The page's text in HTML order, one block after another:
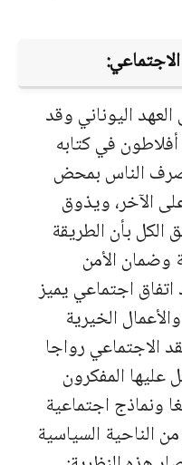
اليوناني وقد
في كتابه
الناس بمحض
الآخر، ويذوق
الكل بأن الطريقة
وضمان الأمن
اجتماعي يميز
الخيرية
الاجتماعي رواجا
القرن 16، وأقبل عليها المفكرون
ونماذج اجتماعية
الناحية السياسية